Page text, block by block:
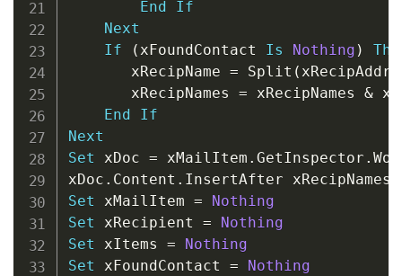
End
If
Next
If
( xFoundContact Is Nothing )
       xRecipName
= Split (
       xRecipNames
= xRecipNames &
End
If
Next
Set xDoc = xMailItem . GetInspector .
xDoc . Content .
Set xMailItem =
Nothing
Set xRecipient =
Nothing
Set xItems =
Nothing
Set xFoundContact =
Nothing